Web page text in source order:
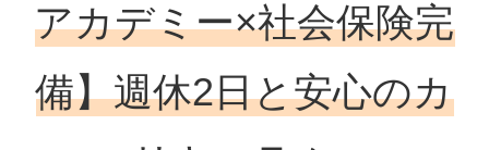
アカデミー×社会保険完
備】週休2日と安心のカ